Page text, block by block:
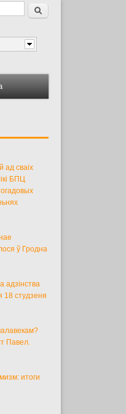
Пошук
ад сваіх
БПЦ
ў Гродна
адзінства
18 студзеня
Павел.
итоги